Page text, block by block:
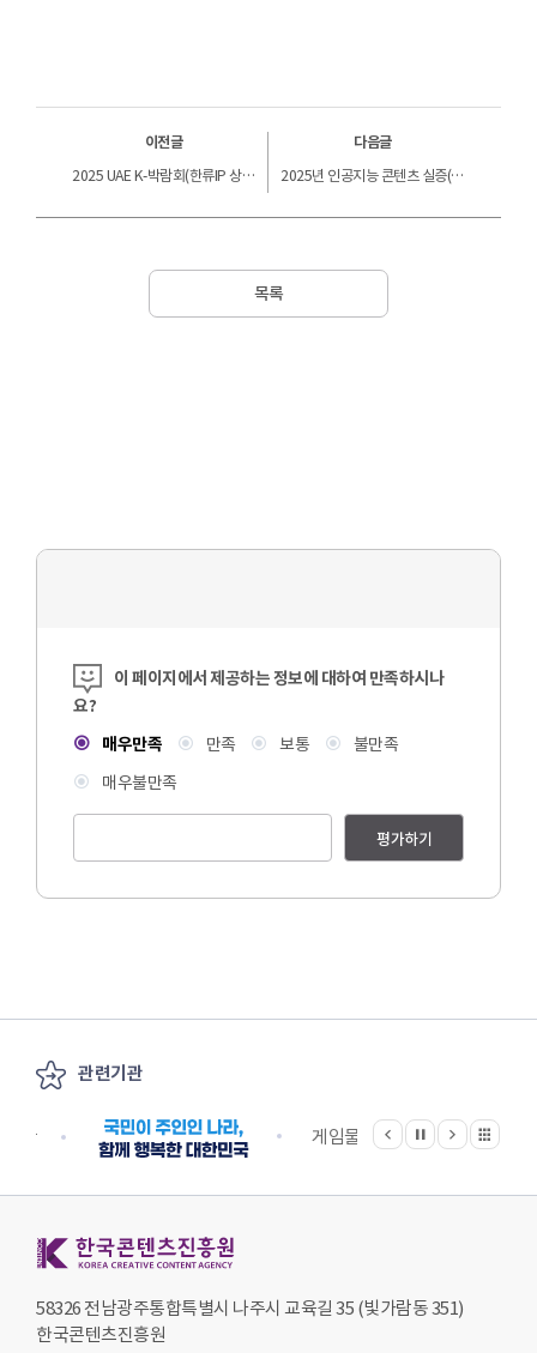
이전글
2025 UAE K-박람회(한류IP 상품 분야) 참가사 선정평가 결과 안내
다음글
2025년 인공지능 콘텐츠 실증(플래그십) 제작지원 사업(선도형) 최종 선정 결과 안내
목록
콘텐츠 만족도 조사
이 페이지에서 제공하는 정보에 대하여 만족하시나
요?
매우만족
만족 보통
불만족
매우불만족
평가하기
관련기관
게임물관리위원회
이전
정지
다음 관련기관 전체보기
58326 전남광주통합특별시 나주시 교육길 35 (빛가람동 351)
한국콘텐츠진흥원